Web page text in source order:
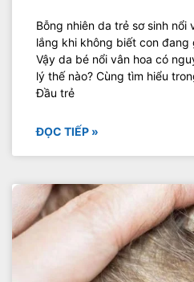
Bỗng nhiên da trẻ sơ sinh nổi
lắng khi không biết con
Vậy da bé nổi vân hoa có
lý thế nào? Cùng tìm hiểu
Đầu trẻ
ĐỌC TIẾP »